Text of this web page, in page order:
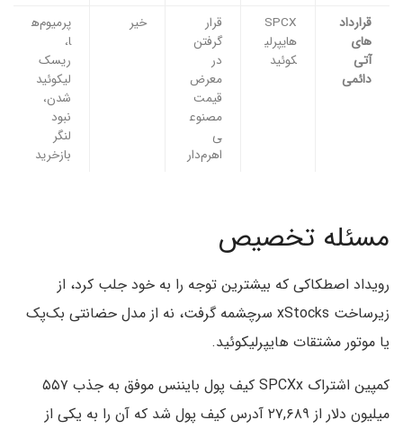
قرارداد
های
آتی
دائمی
SPCX
هایپرلی
کوئید
قرار
گرفتن
در
معرض
قیمت
مصنوع
ی
اهرم‌دار
خیر
پرمیوم‌ه
ا،
ریسک
لیکوئید
شدن،
نبود
لنگر
بازخرید
مسئله تخصیص
رویداد اصطکاکی که بیشترین توجه را به خود جلب کرد، از
زیرساخت xStocks سرچشمه گرفت، نه از مدل حضانتی بک‌پک
یا موتور مشتقات هایپرلیکوئید.
کمپین اشتراک SPCXx کیف پول بایننس موفق به جذب ۵۵۷
میلیون دلار از ۲۷,۶۸۹ آدرس کیف پول شد که آن را به یکی از